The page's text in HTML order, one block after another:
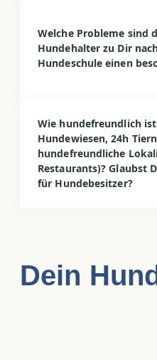
Welche Probleme sind
Hundehalter zu Dir
Hundeschule einen
Wie hundefreundlich
Hundewiesen, 24h
hundefreundliche
Restaurants)? Glaubst
für Hundebesitzer?
Dein